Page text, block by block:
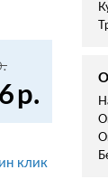
р.
клик